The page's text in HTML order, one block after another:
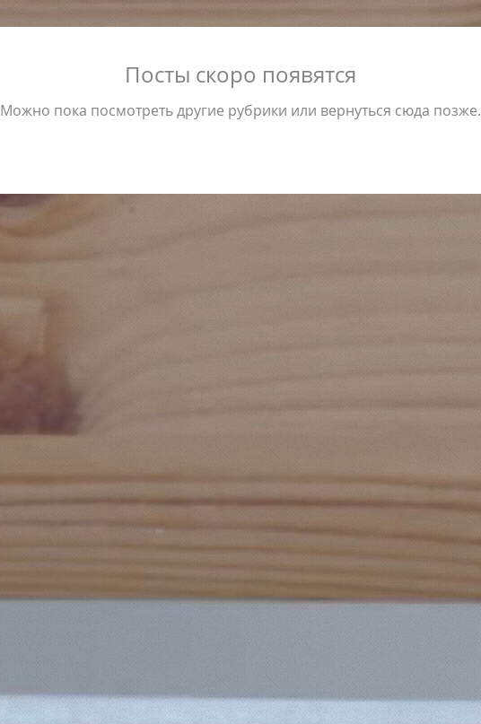
Посты скоро появятся
Можно пока посмотреть другие рубрики или вернуться сюда позже.